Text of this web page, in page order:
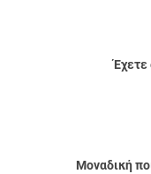
Έχετε
Μοναδική